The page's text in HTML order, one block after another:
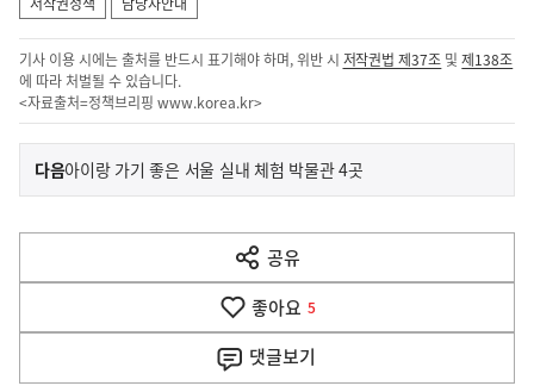
기사 이용 시에는 출처를 반드시 표기해야 하며, 위반 시 저작권법 제37조 및제138조
에 따라 처벌될 수 있습니다.
<자료출처=정책브리핑 www.korea.kr>
이
전
다
음
다음기
사
아이랑 가기 좋은 서울 실내 체험 박물관 4곳
공유
열
기
좋아요 5
댓글보기